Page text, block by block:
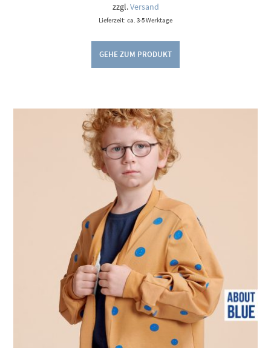
zzgl.Versand
Lieferzeit: ca. 3-5 Werktage
GEHE ZUM PRODUKT